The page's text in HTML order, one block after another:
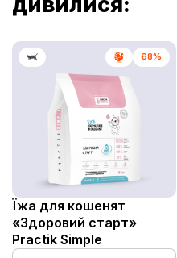
68%
Їжа для кошенят
«Здоровий старт»
Practik Simple